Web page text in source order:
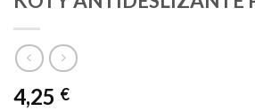
4,25 €